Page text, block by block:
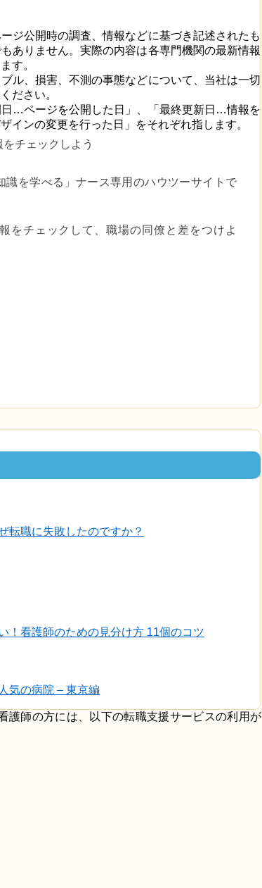
ジ公開時の調査、情報などに基づき記述されたも
ありません。実際の内容は各専門機関の最新情報
す。
ル、損害、不測の事態などについて、当社は一切
ださい。
…ページを公開した日」、「最終更新日…情報を
ンの変更を行った日」をそれぞれ指します。
チェックしよう
識を学べる」 ナース専用のハウツーサイトで
をチェックして、職場の同僚と差をつけよ
転職に失敗したのですか？
！看護師のための見分け方 11個のコツ
気の病院 – 東京編
護師の方には、以下の転職支援サービスの利用が